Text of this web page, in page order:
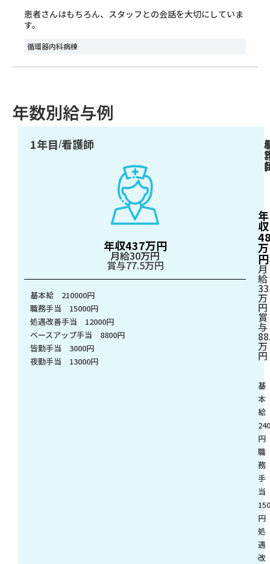
患者さんはもちろん、スタッフとの会話を大切にしていま
す。
循環器内科病棟
年数別給与例
1年目/看護師
年収437万円
月給30万円
賞与77.5万円
基本給 210000円
職務手当 15000円
処遇改善手当 12000円
ベースアップ手当 8800円
皆勤手当 3000円
夜勤手当 13000円
5
/
年
収
万
円
月
給
33
万
円
賞
与
万
円
基
本
円
職
務
手
円
処
遇
改